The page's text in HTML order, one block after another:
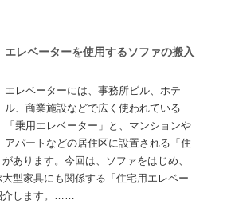
エレベーターを使用するソファの搬入
エレベーターには、事務所ビル、ホテ
ル、商業施設などで広く使われている
「乗用エレベーター」と、マンションや
アパートなどの居住区に設置される「住
あります。今回は、ソファをはじめ、
型家具にも関係する「住宅用エレベー
介します。……